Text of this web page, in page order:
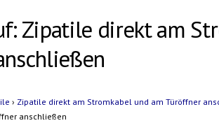
Zipatile direkt am
› Zipatile direkt am Stromkabel und am Türöffner
anschließen